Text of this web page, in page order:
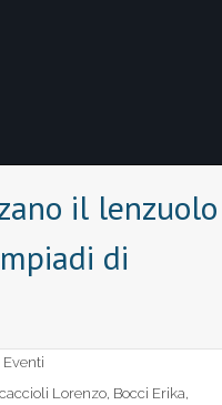
il lenzuolo
di
Eventi
Lorenzo, Bocci Erika,